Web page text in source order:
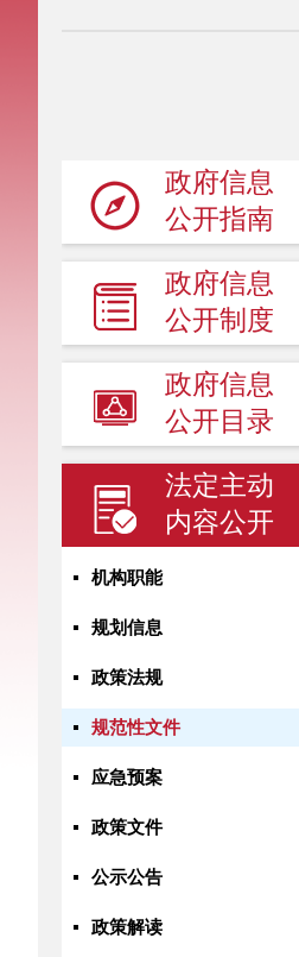
政府信息
公开指南
政府信息
公开制度
政府信息
公开目录
法定主动
内容公开
机构职能
规划信息
政策法规
规范性文件
应急预案
政策文件
公示公告
政策解读